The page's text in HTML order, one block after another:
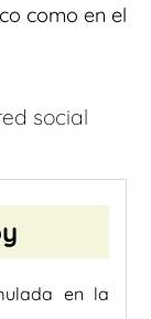
como en el
social
en la